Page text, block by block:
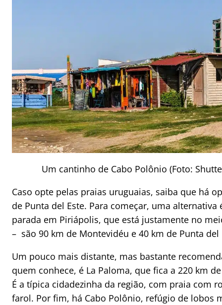
Um cantinho de Cabo Polônio (Foto:
Caso opte pelas praias uruguaias, saiba que há
de Punta del Este. Para começar, uma alternativa
parada em Piriápolis, que está justamente no
– são 90 km de Montevidéu e 40 km de Punta del
Um pouco mais distante, mas bastante
quem conhece, é La Paloma, que fica a 220 km
É a típica cidadezinha da região, com praia com
farol. Por fim, há Cabo Polônio, refúgio de lobos